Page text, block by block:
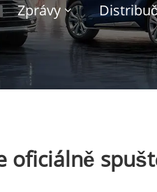
Zprávy
oficiálně